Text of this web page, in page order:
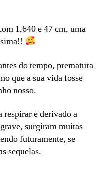
1,640 e 47 cm, uma
do tempo, prematura
que a sua vida fosse
nosso.
respirar e derivado a
surgiram muitas
futuramente, se
sequelas.